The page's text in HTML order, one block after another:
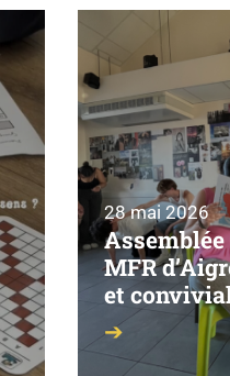
28 mai 2026
Assemblée
MFR
et